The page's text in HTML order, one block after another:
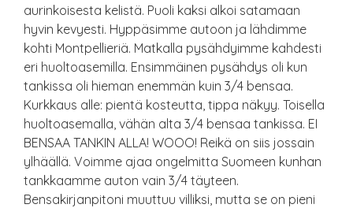
aurinkoisesta kelistä. Puoli kaksi alkoi satamaan
hyvin kevyesti. Hyppäsimme autoon ja lähdimme
kohti Montpellieriä. Matkalla pysähdyimme kahdesti
eri huoltoasemilla. Ensimmäinen pysähdys oli kun
tankissa oli hieman enemmän kuin 3/4 bensaa.
Kurkkaus alle: pientä kosteutta, tippa näkyy. Toisella
huoltoasemalla, vähän alta 3/4 bensaa tankissa. EI
BENSAA TANKIN ALLA! WOOO! Reikä on siis jossain
ylhäällä. Voimme ajaa ongelmitta Suomeen kunhan
tankkaamme auton vain 3/4 täyteen.
Bensakirjanpitoni muuttuu villiksi, mutta se on pieni